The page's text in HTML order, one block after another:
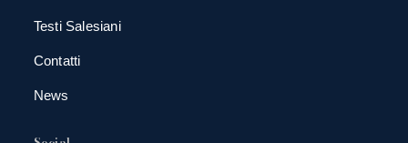
Testi Salesiani
Contatti
News